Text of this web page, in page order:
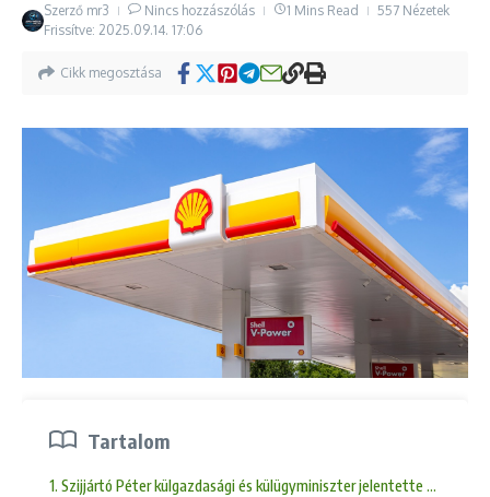
Szerző mr3 Nincs hozzászólás 1 Mins Read
557 Nézetek
Frissítve: 2025.09.14. 17:06
Cikk megosztása
Tartalom
1. Szijjártó Péter külgazdasági és külügyminiszter jelentette be,